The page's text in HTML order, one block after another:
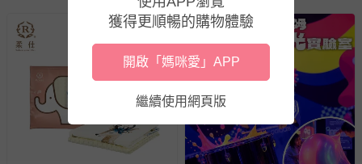
與服務，謝謝。
針對滿件折/滿額贈…等活動，如因部份退貨，而該訂單保
留商品未達活動門檻，將以原價計算，活動贈品亦需一併退
回。
部分商品依據消費者保護法的規定，不適用七天鑑賞期/猶
獲得更順暢的購物體驗
開啟「媽咪愛」APP
繼續使用網頁版